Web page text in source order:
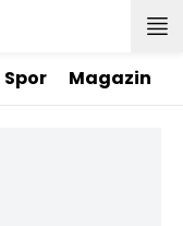
Spor Magazin